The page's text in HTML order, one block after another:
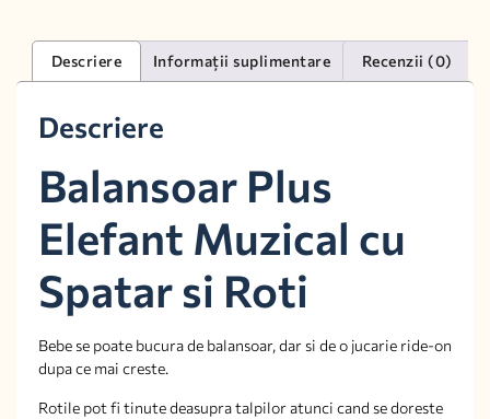
Descriere Informații suplimentare Recenzii (0)
Descriere
Balansoar Plus
Elefant Muzical cu
Spatar si Roti
Bebe se poate bucura de balansoar, dar si de o jucarie ride-on
dupa ce mai creste.
Rotile pot fi tinute deasupra talpilor atunci cand se doreste